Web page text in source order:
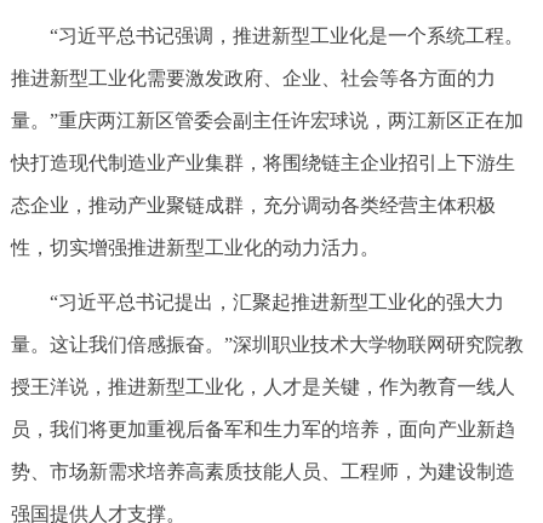
“习近平总书记强调，推进新型工业化是一个系统工程。
推进新型工业化需要激发政府、企业、社会等各方面的力
量。”重庆两江新区管委会副主任许宏球说，两江新区正在加
快打造现代制造业产业集群，将围绕链主企业招引上下游生
态企业，推动产业聚链成群，充分调动各类经营主体积极
性，切实增强推进新型工业化的动力活力。
“习近平总书记提出，汇聚起推进新型工业化的强大力
量。这让我们倍感振奋。”深圳职业技术大学物联网研究院教
授王洋说，推进新型工业化，人才是关键，作为教育一线人
员，我们将更加重视后备军和生力军的培养，面向产业新趋
势、市场新需求培养高素质技能人员、工程师，为建设制造
强国提供人才支撑。